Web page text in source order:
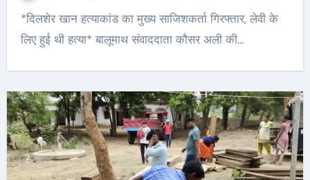
*दिलशेर खान हत्याकांड का मुख्य साजिशकर्ता गिरफ्तार, लेवी के
लिए हुई थी हत्या* बालूमाथ संवाददाता कौसर अली की…